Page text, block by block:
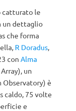
catturato le
un dettaglio
che forma
R Doradus,
con Alma
un
Observatory) è
caldo, 75 volte
e